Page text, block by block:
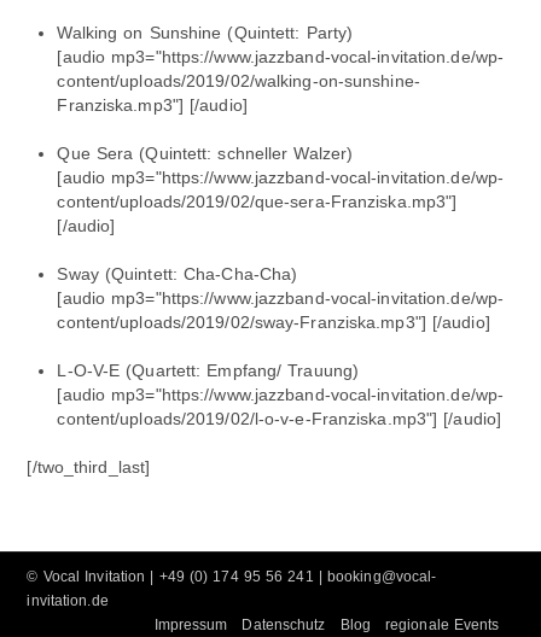
Walking on Sunshine (Quintett: Party)
[audio mp3="https://www.jazzband-vocal-invitation.de/wp-
content/uploads/2019/02/walking-on-sunshine-
Franziska.mp3"] [/audio]
Que Sera (Quintett: schneller Walzer)
[audio mp3="https://www.jazzband-vocal-invitation.de/wp-
content/uploads/2019/02/que-sera-Franziska.mp3"]
[/audio]
Sway (Quintett: Cha-Cha-Cha)
[audio mp3="https://www.jazzband-vocal-invitation.de/wp-
content/uploads/2019/02/sway-Franziska.mp3"] [/audio]
L-O-V-E (Quartett: Empfang/ Trauung)
[audio mp3="https://www.jazzband-vocal-invitation.de/wp-
content/uploads/2019/02/l-o-v-e-Franziska.mp3"] [/audio]
[/two_third_last]
© Vocal Invitation | +49 (0) 174 95 56 241 | booking@vocal-
invitation.de
Impressum
Datenschutz Blog regionale Events